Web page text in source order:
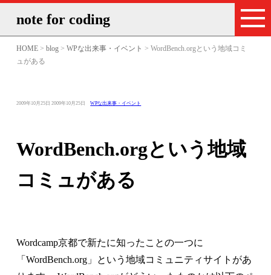
note for coding
HOME> blog> WPな出来事・イベント > WordBench.orgという地域コミ
ュがある
投
2009年10月25日 最
2009年10月25日
カ
WPな出来事・イベント
WordBench.orgという地域
コミュがある
Wordcamp京都で新たに知ったことの一つに
「WordBench.org」という地域コミュニティサイトがあ